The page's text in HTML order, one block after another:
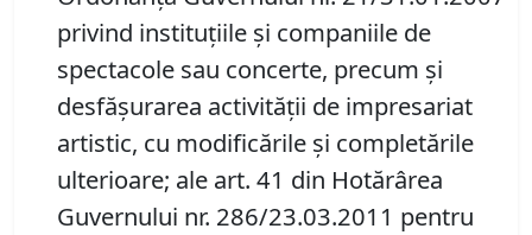
privind instituţiile şi companiile de
spectacole sau concerte, precum şi
desfăşurarea activităţii de impresariat
artistic, cu modificările și completările
ulterioare; ale art. 41 din Hotărârea
Guvernului nr. 286/23.03.2011 pentru